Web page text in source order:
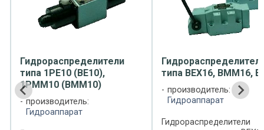
Гидрораспределители
типа 1РЕ10 (ВЕ10),
1РММ10 (ВММ10)
производитель:
Гидроаппарат
типа ВЕХ16, ВММ16,
производитель:
Гидроаппарат
Гидрораспределители